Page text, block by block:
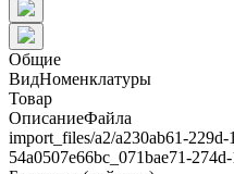
Общие
ВидНоменклатуры
Товар
ОписаниеФайла
import_files/a2/a230ab61-229d-
54a0507e66bc_071bae71-